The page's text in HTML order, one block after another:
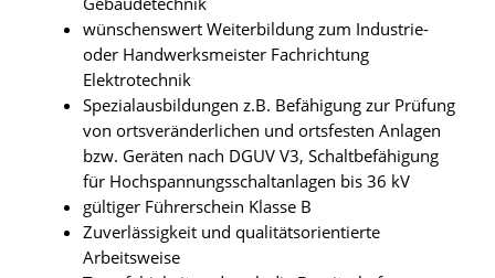
wünschenswert Weiterbildung zum Industrie-
oder Handwerksmeister Fachrichtung
Elektrotechnik
Spezialausbildungen z.B. Befähigung zur Prüfung
von ortsveränderlichen und ortsfesten Anlagen
bzw. Geräten nach DGUV V3, Schaltbefähigung
für Hochspannungsschaltanlagen bis 36 kV
gültiger Führerschein Klasse B
Zuverlässigkeit und qualitätsorientierte
Arbeitsweise